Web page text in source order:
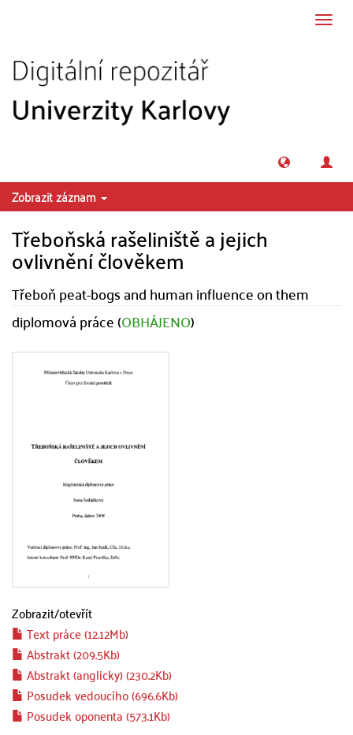
Zobrazit záznam
Třeboňská rašeliniště a jejich
ovlivnění člověkem
Třeboň peat-bogs and human influence on them
diplomová práce (OBHÁJENO)
Zobrazit/otevřít
Text práce (12.12Mb)
Abstrakt (209.5Kb)
Abstrakt (anglicky) (230.2Kb)
Posudek vedoucího (696.6Kb)
Posudek oponenta (573.1Kb)